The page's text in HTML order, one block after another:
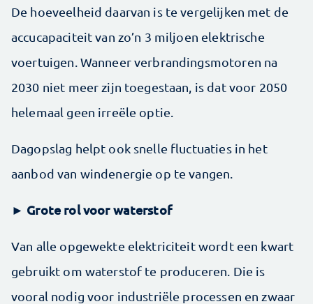
De hoeveelheid daarvan is te vergelijken met de
accucapaciteit van zo’n 3 miljoen elektrische
voertuigen. Wanneer verbrandingsmotoren na
2030 niet meer zijn toegestaan, is dat voor 2050
helemaal geen irreële optie.
Dagopslag helpt ook snelle fluctuaties in het
aanbod van windenergie op te vangen.
► Grote rol voor waterstof
Van alle opgewekte elektriciteit wordt een kwart
gebruikt om waterstof te produceren. Die is
vooral nodig voor industriële processen en zwaar